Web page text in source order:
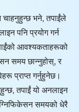
भने, तपाईंले
पनि प्रयोग गर्न
आवश्यकताहरूको
समय छान्नुहोस्, र
प्राप्त गर्नुहुनेछ।
तपाईं यो अनलाइन
समयको धेरै